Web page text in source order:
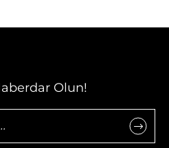
Olun!